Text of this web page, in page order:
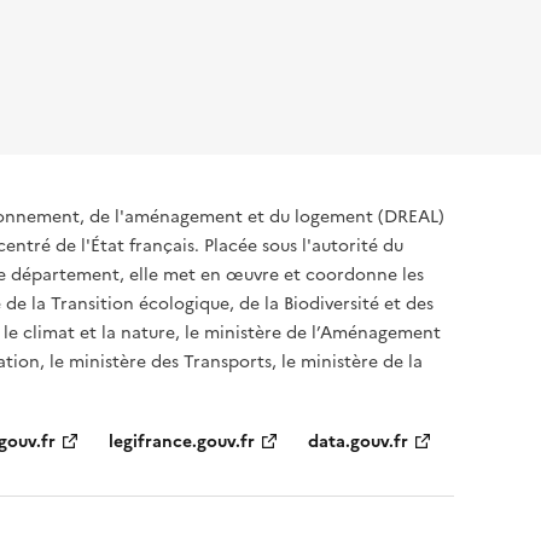
de l'aménagement et du logement (DREAL)
de l'État français. Placée sous l'autorité du
département, elle met en œuvre et coordonne les
la Transition écologique, de la Biodiversité et des
climat et la nature, le ministère de l’Aménagement
le ministère des Transports, le ministère de la
legifrance.gouv.fr data.gouv.fr